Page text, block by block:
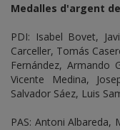
Medalles d'argent
PDI: Isabel Bovet,
Carceller, Tomás
Fernández, Armando
Vicente Medina,
Salvador Sáez, Luis
PAS: Antoni Albareda,